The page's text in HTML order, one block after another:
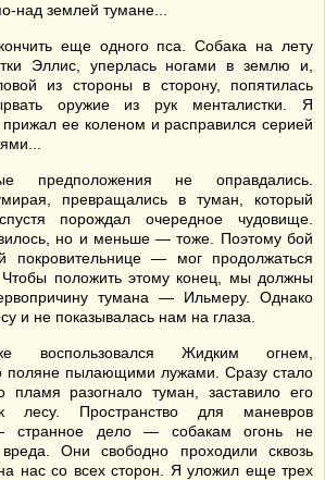
над землей тумане...
еще одного пса. Собака на лету
Эллис, уперлась ногами в землю и,
из стороны в сторону, попятилась
оружие из рук менталистки. Я
ее коленом и расправился серией
предположения не оправдались.
превращались в туман, который
порождал очередное чудовище.
но и меньше — тоже. Поэтому бой
— мог продолжаться
Чтобы положить этому конец, мы должны
тумана — Ильмеру. Однако
и не показывалась нам на глаза.
воспользовался Жидким огнем,
поляне пылающими лужами. Сразу стало
пламя разогнало туман, заставило его
лесу. Пространство для маневров
странное дело — собакам огонь не
вреда. Они свободно проходили сквозь
нас со всех сторон. Я уложил еще трех